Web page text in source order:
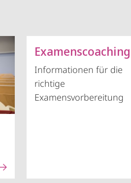
Examenscoaching
Informationen für die
richtige
Examensvorbereitung